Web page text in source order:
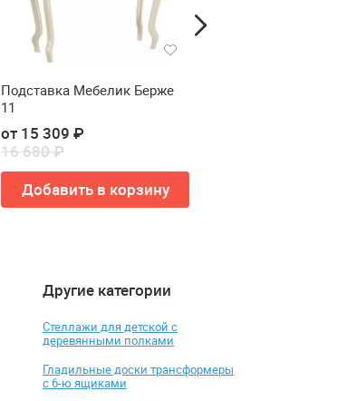
Подставка Мебелик Берже
11
от 15 309 ₽
16 680 ₽
Добавить в корзину
Другие категории
Стеллажи для детской с
деревянными полками
Гладильные доски трансформеры
с 6-ю ящиками